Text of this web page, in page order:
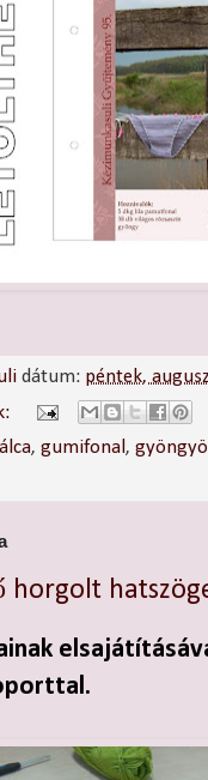
dátum: péntek,
,gumifonal,
horgolt